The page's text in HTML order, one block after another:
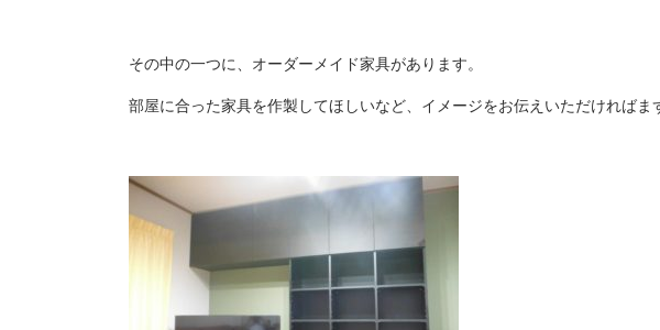
その中の一つに、オーダーメイド家具があります。
部屋に合った家具を作製してほしいなど、イメージをお伝えいただければま